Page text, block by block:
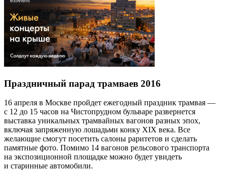
Праздничный парад трамваев 2016
16 апреля в Москве пройдет ежегодный праздник трамвая —
с 12 до 15 часов на Чистопрудном бульваре развернется
выставка уникальных трамвайных вагонов разных эпох,
включая запряженную лошадьми конку XIX века. Все
желающие смогут посетить салоны раритетов и сделать
памятные фото. Помимо 14 вагонов рельсового транспорта
на экспозиционной площадке можно будет увидеть
и старинные автомобили.